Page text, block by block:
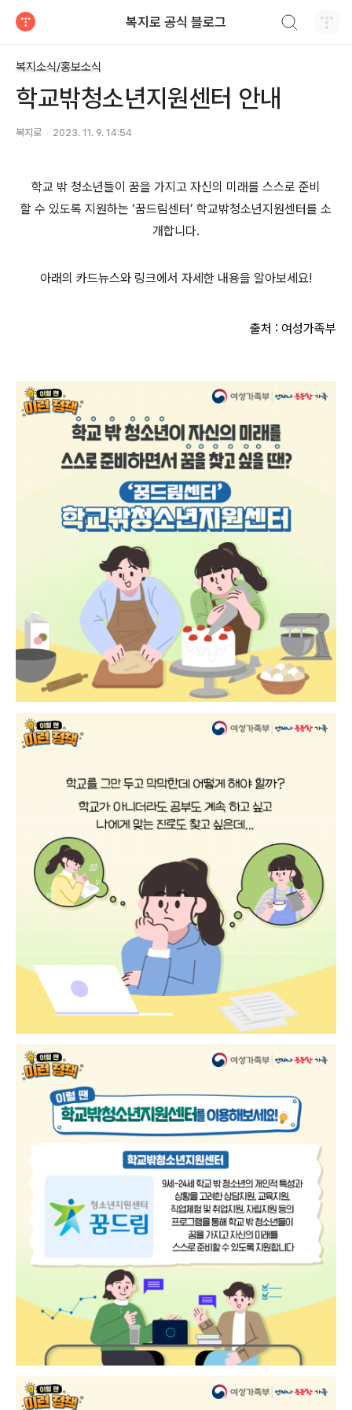
복지로 공식 블로그
복지소식/홍보소식
학교밖청소년지원센터 안내
복지로 2023. 11. 9. 14:54
학교 밖 청소년들이 꿈을 가지고 자신의 미래를 스스로 준비
할 수 있도록 지원하는 ‘꿈드림센터’ 학교밖청소년지원센터를 소
개합니다.
아래의 카드뉴스와 링크에서 자세한 내용을 알아보세요!
출처 : 여성가족부